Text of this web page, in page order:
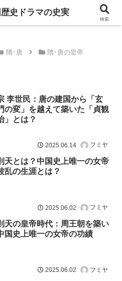
るともっと面白い！
隋･唐 隋･唐の皇帝
李世民：唐の建国から「玄
の変」を越えて築いた「貞観
」とは？
2025.06.14 フミヤ
天とは？中国史上唯一の女帝
乱の生涯とは？
2025.06.02 フミヤ
天の皇帝時代：周王朝を築い
国史上唯一の女帝の功績
2025.06.02 フミヤ
史ドラマの史実
検索